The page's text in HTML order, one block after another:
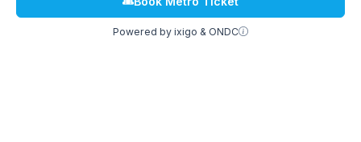
Powered by ixigo & ONDC